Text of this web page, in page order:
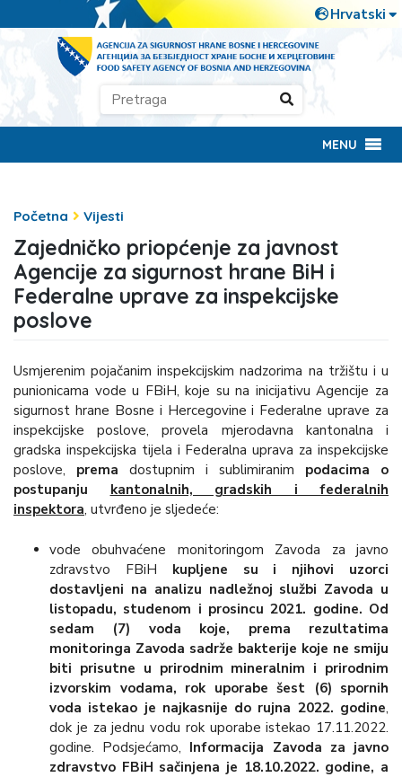
MENU
Početna Vijesti
Zajedničko priopćenje za javnost
Agencije za sigurnost hrane BiH i
Federalne uprave za inspekcijske
poslove
Usmjerenim pojačanim inspekcijskim nadzorima na tržištu i u
punionicama vode u FBiH, koje su na inicijativu Agencije za
sigurnost hrane Bosne i Hercegovine i Federalne uprave za
inspekcijske poslove, provela mjerodavna kantonalna i
gradska inspekcijska tijela i Federalna uprava za inspekcijske
poslove, prema dostupnim i sublimiranim podacima o
postupanju kantonalnih, gradskih i federalnih
inspektora, utvrđeno je sljedeće:
vode obuhvaćene monitoringom Zavoda za javno
zdravstvo FBiH kupljene su i njihovi uzorci
dostavljeni na analizu nadležnoj službi Zavoda u
listopadu, studenom i prosincu 2021. godine. Od
sedam (7) voda koje, prema rezultatima
monitoringa Zavoda sadrže bakterije koje ne smiju
biti prisutne u prirodnim mineralnim i prirodnim
izvorskim vodama, rok uporabe šest (6) spornih
voda istekao je najkasnije do rujna 2022. godine,
dok je za jednu vodu rok uporabe istekao 17.11.2022.
godine. Podsjećamo, Informacija Zavoda za javno
zdravstvo FBiH sačinjena je 18.10.2022. godine, a